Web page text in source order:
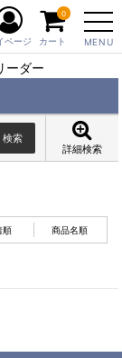
MENU
ページ カート
0
ーダー
詳細検索
順 商品名順